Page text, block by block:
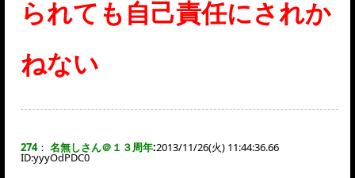
られても自己責任にされか
ねない
274： 名無しさん＠１３周年:2013/11/26(火) 11:44:36.66
ID:yyyOdPDC0